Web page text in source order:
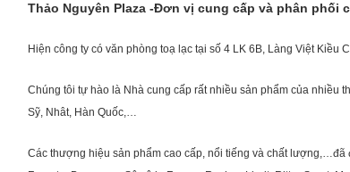
Thảo Nguyên Plaza -Đơn vị cung cấp và phân phối
Hiện công ty có văn phòng toạ lạc tại số 4 LK 6B, Làng Việt Kiều
Chúng tôi tự hào là Nhà cung cấp rất nhiều sản phẩm của nhiều
Sỹ, Nhât, Hàn Quốc,…
Các thượng hiệu sản phẩm cao cấp, nổi tiếng và chất